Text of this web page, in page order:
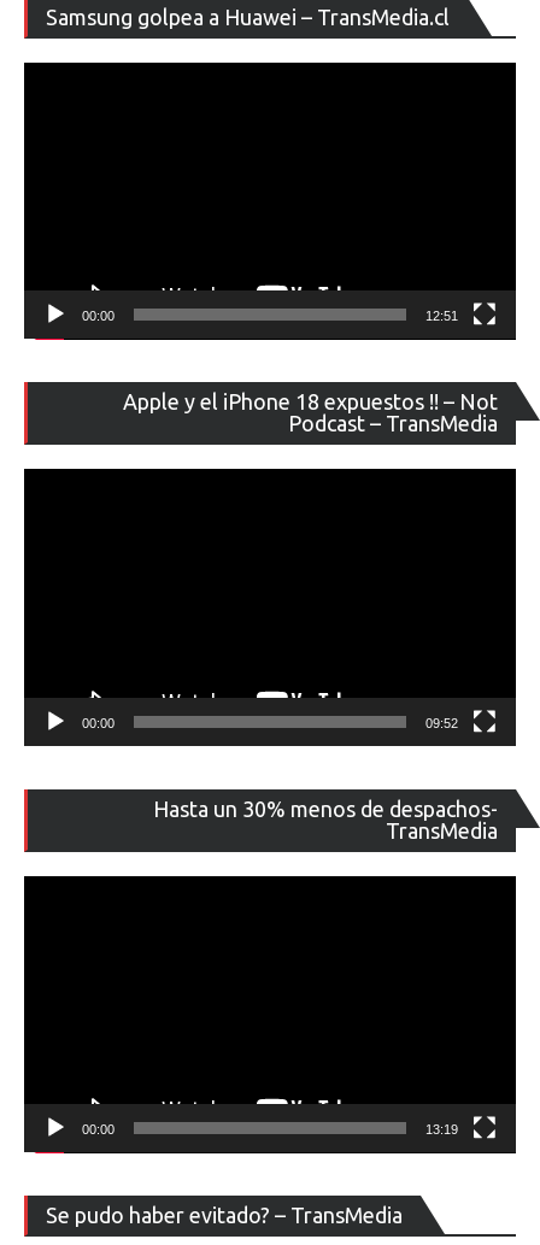
Samsung golpea a Huawei – TransMedia.cl
de
00:00 12:51
Apple y el iPhone 18 expuestos !! – Not
Podcast – TransMedia
de
00:00 09:52
Hasta un 30% menos de despachos-
TransMedia
de
00:00 13:19
Se pudo haber evitado? – TransMedia
de